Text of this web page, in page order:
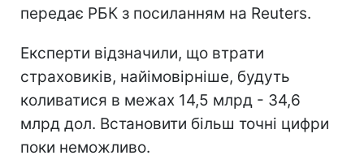
передає РБК з посиланням на Reuters.
Експерти відзначили, що втрати
страховиків, найімовірніше, будуть
коливатися в межах 14,5 млрд - 34,6
млрд дол. Встановити більш точні цифри
поки неможливо.